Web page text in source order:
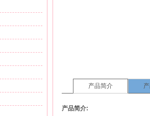
产品简介
产品简介: